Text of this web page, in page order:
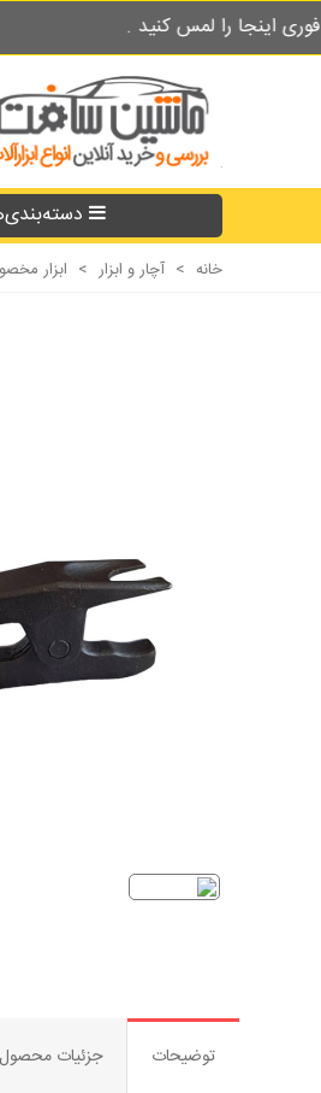
کنید . چت
خانه > آچار و ابزار > ابزار
توضیحات جزئیات محصول